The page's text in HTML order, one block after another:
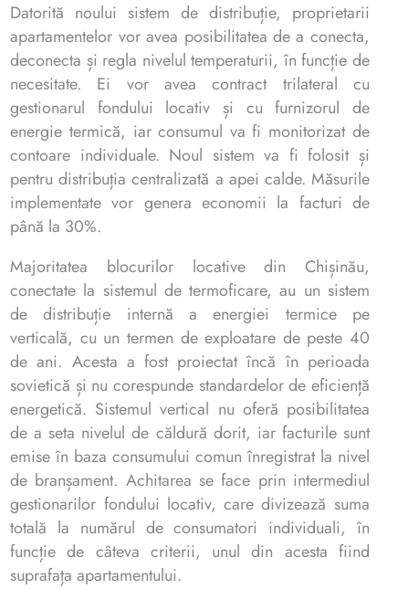
Datorită noului sistem de distribuție, proprietarii
apartamentelor vor avea posibilitatea de a conecta,
deconecta și regla nivelul temperaturii, în funcție de
necesitate. Ei vor avea contract trilateral cu
gestionarul fondului locativ și cu furnizorul de
energie termică, iar consumul va fi monitorizat de
contoare individuale. Noul sistem va fi folosit și
pentru distribuția centralizată a apei calde. Măsurile
implementate vor genera economii la facturi de
până la 30%.
Majoritatea blocurilor locative din Chișinău,
conectate la sistemul de termoficare, au un sistem
de distribuție internă a energiei termice pe
verticală, cu un termen de exploatare de peste 40
de ani. Acesta a fost proiectat încă în perioada
sovietică și nu corespunde standardelor de eficiență
energetică. Sistemul vertical nu oferă posibilitatea
de a seta nivelul de căldură dorit, iar facturile sunt
emise în baza consumului comun înregistrat la nivel
de branșament. Achitarea se face prin intermediul
gestionarilor fondului locativ, care divizează suma
totală la numărul de consumatori individuali, în
funcție de câteva criterii, unul din acesta fiind
suprafața apartamentului.